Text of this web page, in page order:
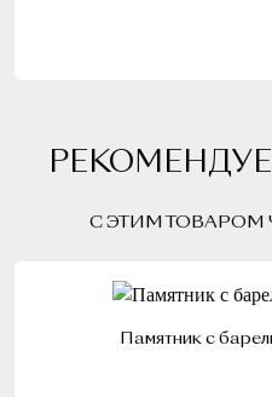
С ЭТИМ ТОВАРОМ
Памятник с